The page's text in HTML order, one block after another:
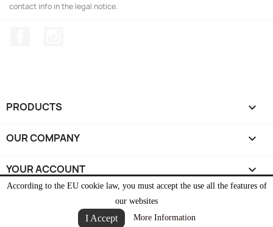
According to the EU cookie law, you must accept the use all the features of
our websites
I Accept More Information
contact info in the legal notice.
PRODUCTS 
OUR COMPANY 
YOUR ACCOUNT 
© 2026 - Ecommerce software by PrestaShop™